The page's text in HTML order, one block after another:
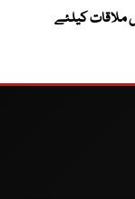
ملاقات کیلئے